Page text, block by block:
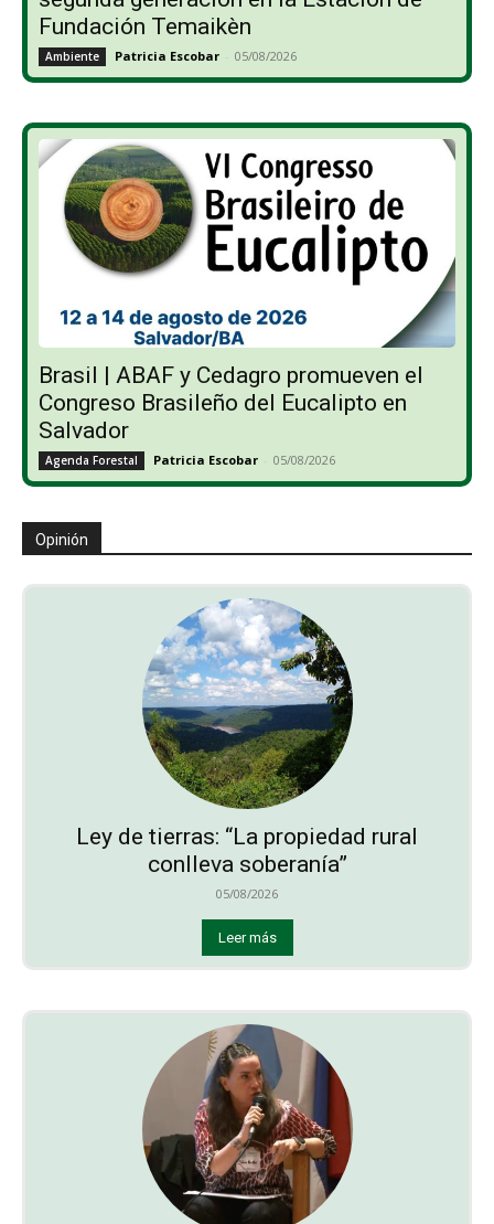
Fundación Temaikèn
Ambiente Patricia Escobar - 05/08/2026
Brasil | ABAF y Cedagro promueven el
Congreso Brasileño del Eucalipto en
Salvador
Agenda Forestal Patricia Escobar - 05/08/2026
Opinión
Ley de tierras: “La propiedad rural
conlleva soberanía”
05/08/2026
Leer más